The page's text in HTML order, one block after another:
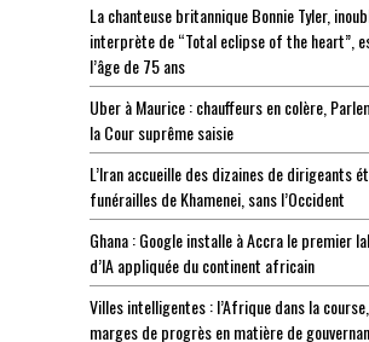
La chanteuse britannique Bonnie Tyler,
interprète de “Total eclipse of the heart”,
l’âge de 75 ans
Uber à Maurice : chauffeurs en colère,
la Cour suprême saisie
L’Iran accueille des dizaines de dirigeants
funérailles de Khamenei, sans l’Occident
Ghana : Google installe à Accra le premier
d’IA appliquée du continent africain
Villes intelligentes : l’Afrique dans la
marges de progrès en matière de